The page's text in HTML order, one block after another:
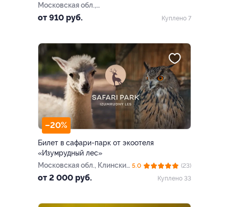
Московская обл.,
Коломенский г.о., с.
от 910 руб. Куплено 7
–20%
Билет в сафари-парк от экоотеля
«Изумрудный лес»
Московская обл., Клинский
р-н, вблизи пос. Нарынка,
от 2 000 руб.
5.0
(23)
Куплено 33